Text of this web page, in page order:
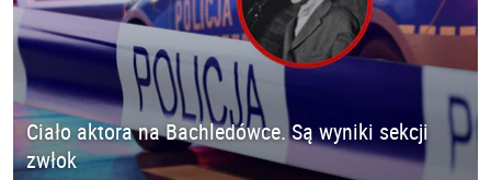
Ciało aktora na Bachledówce. Są wyniki sekcji
zwłok